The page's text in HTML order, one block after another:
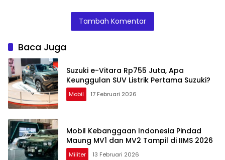
atau Masalah?
Tambah Komentar
Baca Juga
Suzuki e-Vitara Rp755 Juta, Apa
Keunggulan SUV Listrik Pertama Suzuki?
Mobil 17 Februari 2026
Mobil Kebanggaan Indonesia Pindad
Maung MV1 dan MV2 Tampil di IIMS 2026
Militer 13 Februari 2026